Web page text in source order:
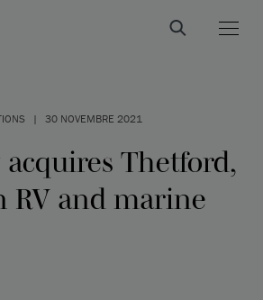
| 30 NOVEMBRE 2021
Thetford,
RV and marine